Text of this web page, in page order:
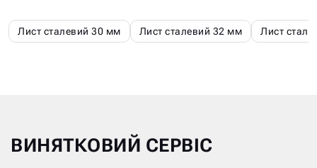
Лист сталевий 30 мм Лист сталевий 32 мм Лист
ВИНЯТКОВИЙ СЕРВІС